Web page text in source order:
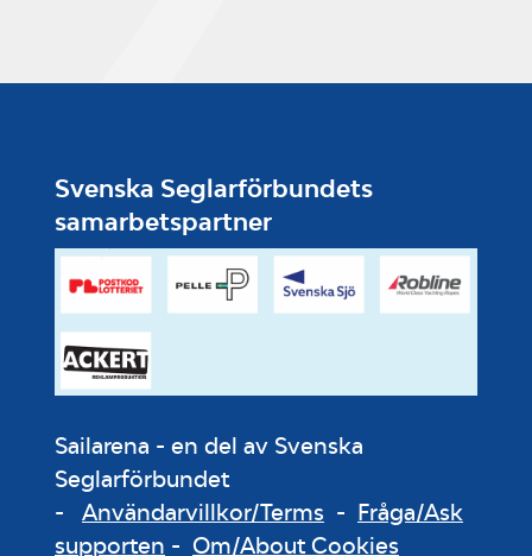
Svenska Seglarförbundets
samarbetspartner
Sailarena - en del av Svenska
Seglarförbundet
- Användarvillkor/Terms - Fråga/Ask
supporten - Om/About Cookies